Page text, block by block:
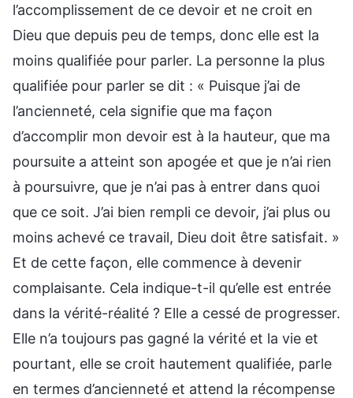
l’accomplissement de ce devoir et ne croit en
Dieu que depuis peu de temps, donc elle est la
moins qualifiée pour parler. La personne la plus
qualifiée pour parler se dit : « Puisque j’ai de
l’ancienneté, cela signifie que ma façon
d’accomplir mon devoir est à la hauteur, que ma
poursuite a atteint son apogée et que je n’ai rien
à poursuivre, que je n’ai pas à entrer dans quoi
que ce soit. J’ai bien rempli ce devoir, j’ai plus ou
moins achevé ce travail, Dieu doit être satisfait. »
Et de cette façon, elle commence à devenir
complaisante. Cela indique-t-il qu’elle est entrée
dans la vérité-réalité ? Elle a cessé de progresser.
Elle n’a toujours pas gagné la vérité et la vie et
pourtant, elle se croit hautement qualifiée, parle
en termes d’ancienneté et attend la récompense